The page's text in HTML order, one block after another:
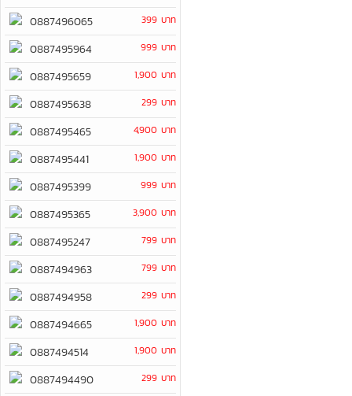
0887496065 399 บาท
0887495964 999 บาท
0887495659 1,900 บาท
0887495638 299 บาท
0887495465 4,900 บาท
0887495441 1,900 บาท
0887495399 999 บาท
0887495365 3,900 บาท
0887495247 799 บาท
0887494963 799 บาท
0887494958 299 บาท
0887494665 1,900 บาท
0887494514 1,900 บาท
0887494490 299 บาท